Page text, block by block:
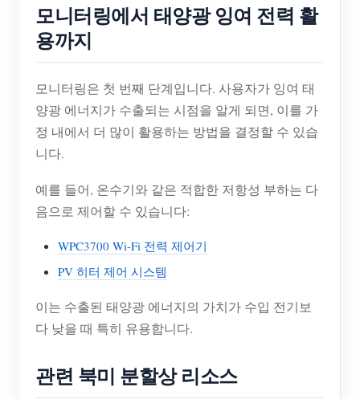
모니터링에서 태양광 잉여 전력 활
용까지
모니터링은 첫 번째 단계입니다. 사용자가 잉여 태
양광 에너지가 수출되는 시점을 알게 되면, 이를 가
정 내에서 더 많이 활용하는 방법을 결정할 수 있습
니다.
예를 들어, 온수기와 같은 적합한 저항성 부하는 다
음으로 제어할 수 있습니다:
WPC3700 Wi-Fi 전력 제어기
PV 히터 제어 시스템
이는 수출된 태양광 에너지의 가치가 수입 전기보
다 낮을 때 특히 유용합니다.
관련 북미 분할상 리소스